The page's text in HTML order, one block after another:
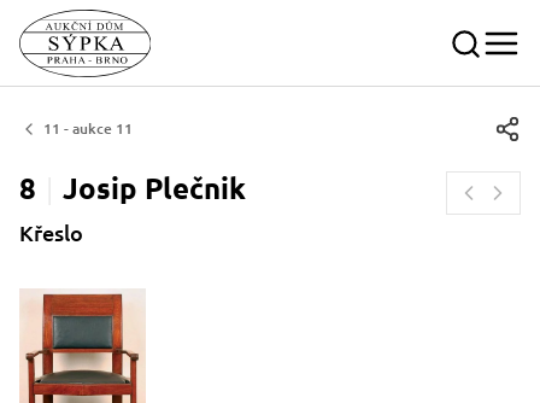
11 - aukce 11
8 Josip Plečnik
Křeslo